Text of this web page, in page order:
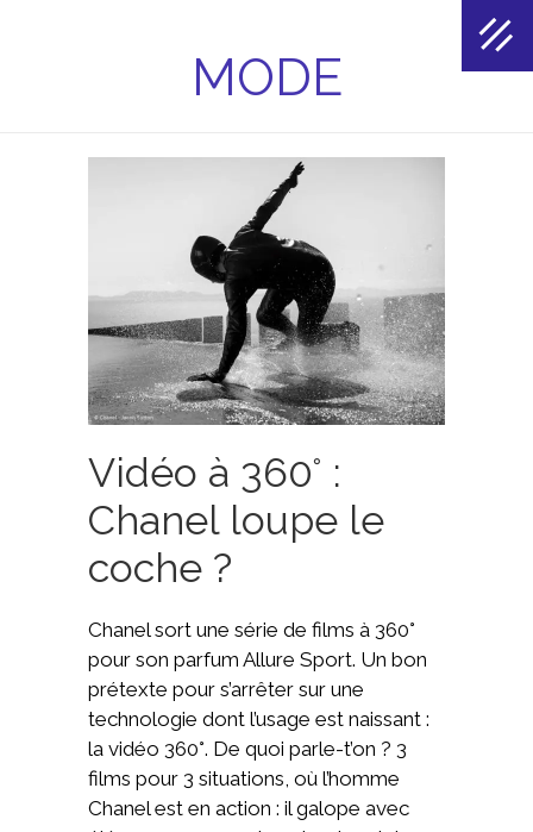
MODE
Vidéo à 360° :
Chanel loupe le
coche ?
Chanel sort une série de films à 360°
pour son parfum Allure Sport. Un bon
prétexte pour s’arrêter sur une
technologie dont l’usage est naissant :
la vidéo 360°. De quoi parle-t’on ? 3
films pour 3 situations, où l’homme
Chanel est en action : il galope avec